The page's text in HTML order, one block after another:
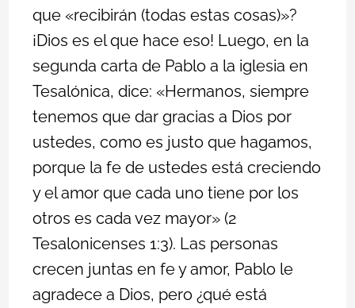
que «recibirán (todas estas cosas)»?
¡Dios es el que hace eso! Luego, en la
segunda carta de Pablo a la iglesia en
Tesalónica, dice: «Hermanos, siempre
tenemos que dar gracias a Dios por
ustedes, como es justo que hagamos,
porque la fe de ustedes está creciendo
y el amor que cada uno tiene por los
otros es cada vez mayor» (2
Tesalonicenses 1:3). Las personas
crecen juntas en fe y amor, Pablo le
agradece a Dios, pero ¿qué está